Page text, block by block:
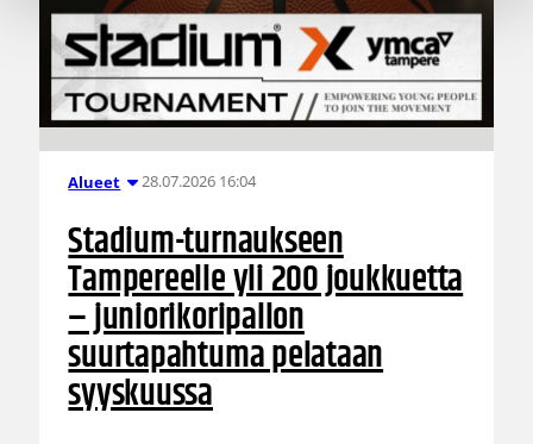
Alueet 28.07.2026 16:04
Stadium-turnaukseen
Tampereelle yli 200 joukkuetta
– juniorikoripallon
suurtapahtuma pelataan
syyskuussa